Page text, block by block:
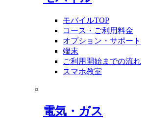
モバイルTOP
コース・ご利用料金
オプション・サポート
端末
ご利用開始までの流れ
スマホ教室
電気・ガス